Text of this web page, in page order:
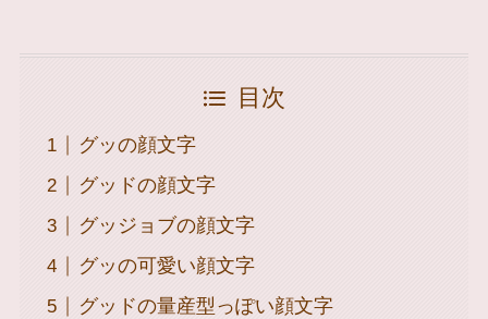
目次
グッの顔文字
グッドの顔文字
グッジョブの顔文字
グッの可愛い顔文字
グッドの量産型っぽい顔文字